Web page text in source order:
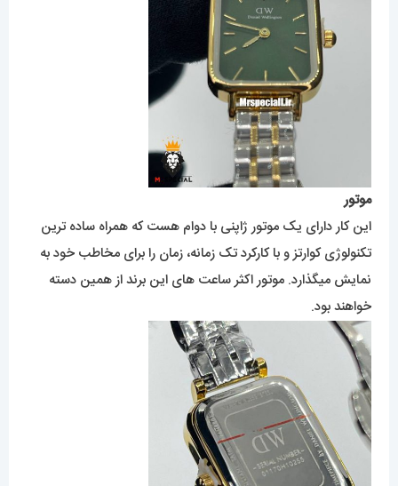
موتور
این کار دارای یک موتور ژاپنی با دوام هست که همراه ساده ترین
تکنولوژی کوارتز و با کارکرد تک زمانه، زمان را برای مخاطب خود به
نمایش میگذارد. موتور اکثر ساعت های این برند از همین دسته
خواهند بود.